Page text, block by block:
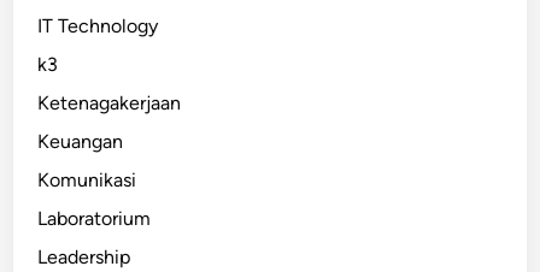
IT Technology
k3
Ketenagakerjaan
Keuangan
Komunikasi
Laboratorium
Leadership